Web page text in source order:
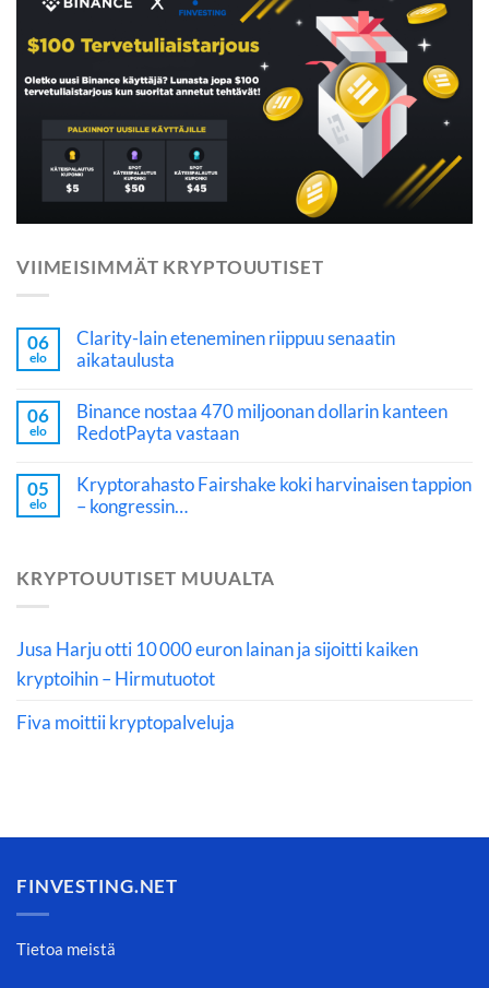
VIIMEISIMMÄT KRYPTOUUTISET
06
elo
Clarity-lain eteneminen riippuu senaatin
aikataulusta
06
elo
Binance nostaa 470 miljoonan dollarin kanteen
RedotPayta vastaan
05
elo
Kryptorahasto Fairshake koki harvinaisen tappion
– kongressin…
KRYPTOUUTISET MUUALTA
Jusa Harju otti 10 000 euron lainan ja sijoitti kaiken
kryptoihin – Hirmutuotot
Fiva moittii kryptopalveluja
FINVESTING.NET
Tietoa meistä